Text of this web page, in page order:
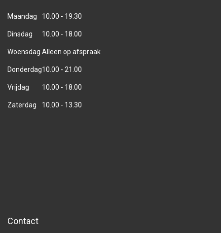
Maandag 10.00 - 19.30
Dinsdag 10.00 - 18.00
Woensdag Alleen op afspraak
Donderdag10.00 - 21.00
Vrijdag 10.00 - 18.00
Zaterdag 10.00 - 13.30
Contact